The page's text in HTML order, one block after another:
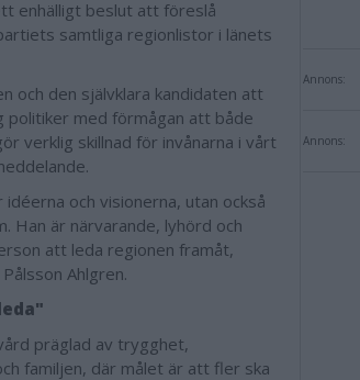
enhälligt beslut att föreslå
samtliga regionlistor i länets
och den självklara kandidaten att
politiker med förmågan att både
verklig skillnad för invånarna i vårt
och visionerna, utan också
Han är närvarande, lyhörd och
att leda regionen framåt,
Ahlgren.
präglad av trygghet,
familjen, där målet är att fler ska
Annons:
Annons: